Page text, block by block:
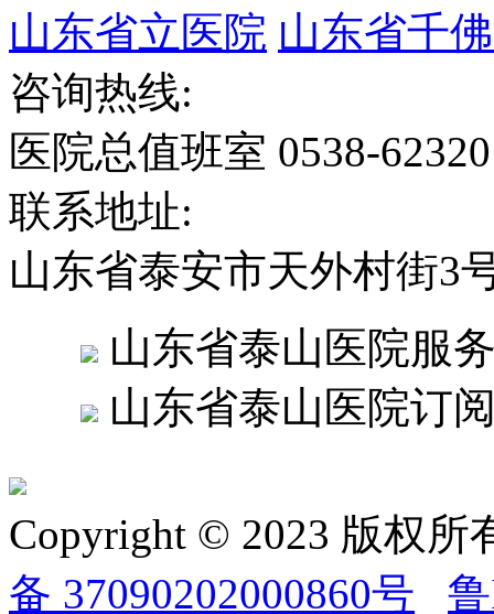
山东省立医院 山东省千
咨询热线:
医院总值班室 0538-
联系地址:
山东省泰安市天外村街3
山东省泰山医院服
山东省泰山医院订
Copyright © 2023 版权
备 37090202000860号